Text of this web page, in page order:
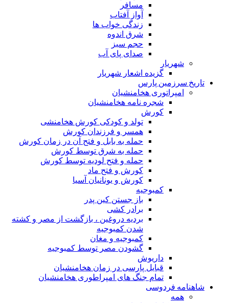
مسافر
آواز آفتاب
زندگی خواب ها
شرق اندوه
حجم سبز
صدای پای آب
شهریار
گزیده اشعار شهریار
تاریخ سرزمین پارس
امپراتوری هخامنشیان
شجره نامه هخامنشیان
کورش
تولد و کودکی کورش هخامنشی
همسر و فرزندان کورش
حمله به بابل و فتح آن در زمان کورش
حمله به شرق توسط کورش
حمله و فتح لودیه توسط کورش
کورش و فتح ماد
کورش و یونانیان آسیا
کمبوجیه
باز جستن کین پدر
برادر کشی
بردیه دروغین ، بازگشت از مصر و کشته
شدن کمبوجیه
کمبوجیه و مغان
گشودن مصر توسط کمبوجیه
داریوش
قبایل پارسی در زمان هخامنشیان
تمام جنگ های امپراطوری هخامنشیان
شاهنامه فردوسی
همه